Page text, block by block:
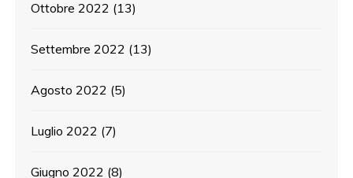
Ottobre 2022 (13)
Settembre 2022 (13)
Agosto 2022 (5)
Luglio 2022 (7)
Giugno 2022 (8)